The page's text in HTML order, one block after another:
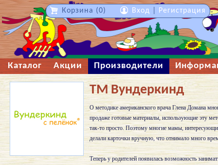
Каталог Акции Производители
ТМ Вундеркинд
О методике американского врача Глена Домана
продаже готовые материалы, использующие эту
так-то просто. Поэтому многие мамы,
делали карточки вручную, что отнимало много
Теперь у родителей появилась возможность
Корзина (0) Вход Регистрация